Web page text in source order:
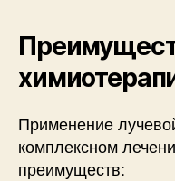
Применение
комплексном
преимуществ: